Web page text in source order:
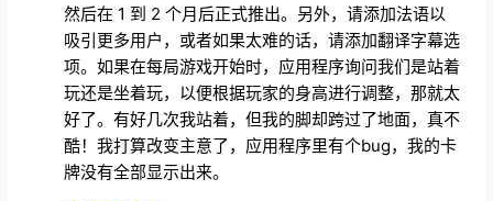
然后在 1 到 2 个月后正式推出。另外，请添加法语以
吸引更多用户，或者如果太难的话，请添加翻译字幕选
项。如果在每局游戏开始时，应用程序询问我们是站着
玩还是坐着玩，以便根据玩家的身高进行调整，那就太
好了。有好几次我站着，但我的脚却跨过了地面，真不
酷！我打算改变主意了，应用程序里有个bug，我的卡
牌没有全部显示出来。